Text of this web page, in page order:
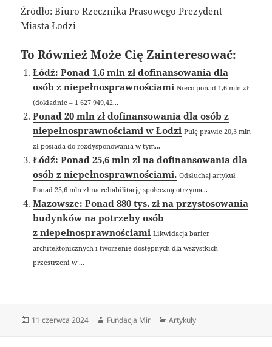
Źródło: Biuro Rzecznika Prasowego Prezydent
Miasta Łodzi
To Również Może Cię Zainteresować:
Łódź: Ponad 1,6 mln zł dofinansowania dla
osób z niepełnosprawnościami Nieco ponad 1,6 mln zł
(dokładnie – 1 627 949,42...
Ponad 20 mln zł dofinansowania dla osób z
niepełnosprawnościami w Łodzi Pulę prawie 20,3 mln
zł posiada do rozdysponowania w tym...
Łódź: Ponad 25,6 mln zł na dofinansowania dla
osób z niepełnosprawnościami. Odsłuchaj artykuł
Ponad 25,6 mln zł na rehabilitację społeczną otrzyma...
Mazowsze: Ponad 880 tys. zł na przystosowania
budynków na potrzeby osób
z niepełnosprawnościami Likwidacja barier
architektonicznych i tworzenie dostępnych dla wszystkich
przestrzeni w ...
Data
11 czerwca 2024 Autor
Fundacja Mir Kategorie
Artykuły